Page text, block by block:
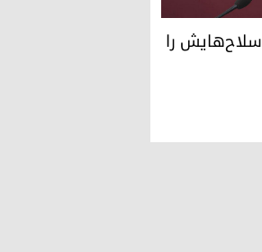
حزب دموکراتیک خلق در پارلمان ترکیه
را